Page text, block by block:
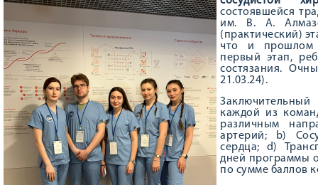
состоявшейся
им. В. А.
(практический)
что и прошлом
первый этап,
состязания.
21.03.24).
каждой из
различным
артерий; b)
сердца; d)
дней программы
по сумме баллов